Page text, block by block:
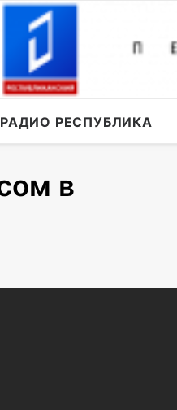
РАДИО РЕСПУБЛИКА
в